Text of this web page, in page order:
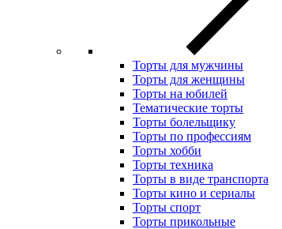
Торты для мужчины
Торты для женщины
Торты на юбилей
Тематические торты
Торты болельщику
Торты по профессиям
Торты хобби
Торты техника
Торты в виде транспорта
Торты кино и сериалы
Торты спорт
Торты прикольные